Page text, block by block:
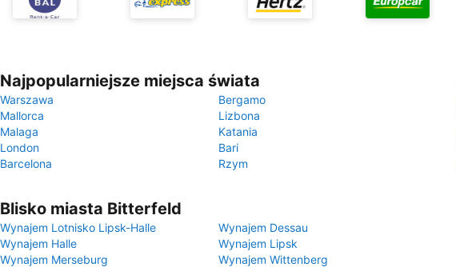
Najpopularniejsze miejsca świata
Warszawa
Bergamo
Mallorca
Lizbona
Malaga
Katania
London
Bari
Barcelona
Rzym
Blisko miasta Bitterfeld
Wynajem Lotnisko Lipsk-Halle
Wynajem Dessau
Wynajem Halle
Wynajem Lipsk
Wynajem Merseburg
Wynajem Wittenberg